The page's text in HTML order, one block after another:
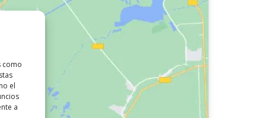
como
el
a